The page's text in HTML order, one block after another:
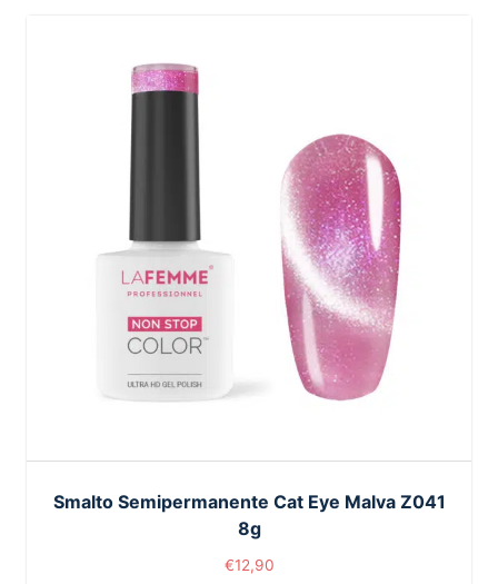
Smalto Semipermanente Cat Eye Malva Z041
8g
€12,90